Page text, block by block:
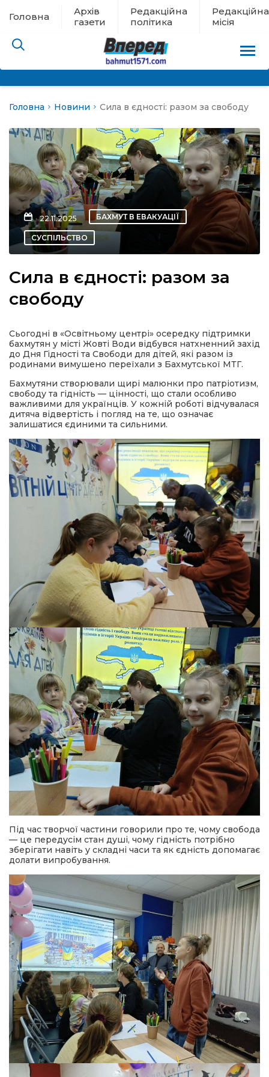
Головна
Архів
газети
Редакційна
політика
Редакційна
місія
евакуації
новини
політика
місія
Головна Новини Сила в єдності: разом за свободу
22.11.2025 БАХМУТ В ЕВАКУАЦІЇ
СУСПІЛЬСТВО
Сила в єдності: разом за
свободу
Сьогодні в «Освітньому центрі» осередку підтримки
бахмутян у місті Жовті Води відбувся натхненний захід
до Дня Гідності та Свободи для дітей, які разом із
родинами вимушено переїхали з Бахмутської МТГ.
Бахмутяни створювали щирі малюнки про патріотизм,
свободу та гідність — цінності, що стали особливо
важливими для українців. У кожній роботі відчувалася
дитяча відвертість і погляд на те, що означає
залишатися єдиними та сильними.
Під час творчої частини говорили про те, чому свобода
— це передусім стан душі, чому гідність потрібно
зберігати навіть у складні часи та як єдність допомагає
долати випробування.